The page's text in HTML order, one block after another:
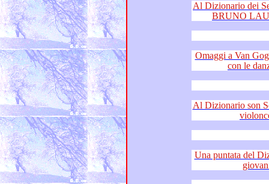
Al Dizionario dei Sentimenti le
Omaggi a Van Gogh e Achille
Al Dizionario son Sentimenti
Una puntata del Dizionario